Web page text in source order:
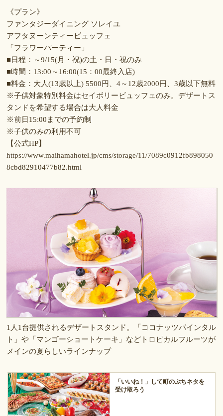
《プラン》
ファンタジーダイニング ソレイユ
アフタヌーンティービュッフェ
「フラワーパーティー」
■日程：～9/15(月・祝)の土・日・祝のみ
■時間：13:00～16:00(15：00最終入店)
■料金：大人(13歳以上) 5500円、4～12歳2000円、3歳以下無料
※子供対象特別料金はセイボリービュッフェのみ。デザートス
タンドを希望する場合は大人料金
※前日15:00までの予約制
※子供のみの利用不可
【公式HP】
https://www.maihamahotel.jp/cms/storage/11/7089c0912fb898050
8cbd82910477b82.html
1人1台提供されるデザートスタンド。「ココナッツパインタル
ト」や「マンゴーショートケーキ」などトロピカルフルーツが
メインの夏らしいラインナップ
「いいね！」して町のぷちネタを
受け取ろう